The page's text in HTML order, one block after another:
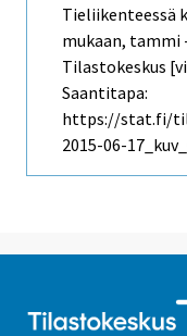
Tieliikenteessä
mukaan, tammi
Tilastokeskus
Saantitapa:
https://stat.fi/til/
2015-06-